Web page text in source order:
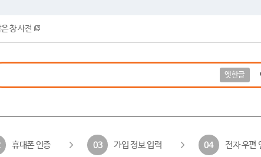
창 사전
옛한글
휴대폰 인증 03 가입 정보 입력 04 전자 우편